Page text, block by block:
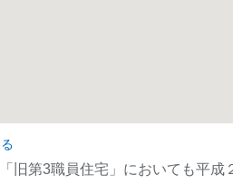
旧第3職員住宅」においても平